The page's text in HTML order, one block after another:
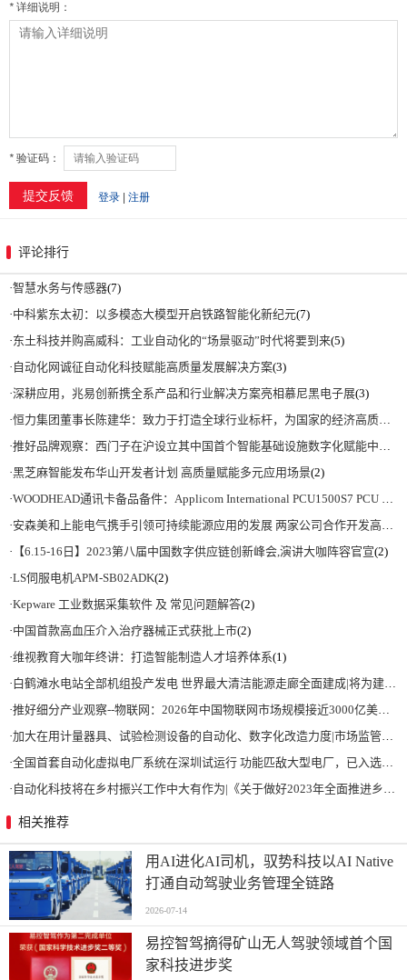
评论排行
·智慧水务与传感器(7)
·中科紫东太初：以多模态大模型开启铁路智能化新纪元(7)
·东土科技并购高威科：工业自动化的“场景驱动”时代将要到来(5)
· 自动化网诚征自动化科技赋能高质量发展解决方案(3)
·深耕应用，兆易创新携全系产品和行业解决方案亮相慕尼黑电子展(3)
·恒力集团董事长陈建华：致力于打造全球行业标杆，为国家的经济高质量发展贡献更大力量|上海电气集团党委书记、董事长吴磊来访
·推好品牌观察：西门子在沪设立其中国首个智能基础设施数字化赋能中心
·黑芝麻智能发布华山开发者计划 高质量赋能多元应用场景(2)
·WOODHEAD通讯卡备品备件：Applicom International PCU1500S7 PCU 1500 S7 V4.5.0
·安森美和上能电气携手引领可持续能源应用的发展 两家公司合作开发高性能储能和太阳能组串式逆变器方案 以实现可持续的未来
· 【6.15-16日】2023第八届中国数字供应链创新峰会,演讲大咖阵容官宣(2)
·LS伺服电机APM-SB02ADK(2)
·Kepware 工业数据采集软件 及 常见问题解答(2)
·中国首款高血压介入治疗器械正式获批上市(2)
·维视教育大咖年终讲：打造智能制造人才培养体系(1)
·白鹤滩水电站全部机组投产发电 世界最大清洁能源走廊全面建成|将为建设新型能源体系、保障国家能源安全、实现“双碳”目标提供有力支撑
·推好细分产业观察--物联网：2026年中国物联网市场规模接近3000亿美元 智慧工厂、智慧城市、智慧电网等将占60%以上
·加大在用计量器具、试验检测设备的自动化、数字化改造力度|市场监管总局 工业和信息化部 关于促进企业计量能力提升的指导意见
·全国首套自动化虚拟电厂系统在深圳试运行 功能匹敌大型电厂，已入选国际典型案例
· 自动化科技将在乡村振兴工作中大有作为|《关于做好2023年全面推进乡村振兴重点工作的意见》发布
相关推荐
用AI进化AI司机，驭势科技以AI Native
打通自动驾驶业务管理全链路
2026-07-14
易控智驾摘得矿山无人驾驶领域首个国
家科技进步奖